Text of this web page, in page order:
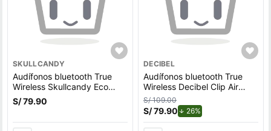
SKULLCANDY
Audífonos bluetooth True
Wireless Skullcandy Eco
Buds, cancelación de ruido,
resistente al agua IPX4,
S/ 79.90
DECIBEL
Audífonos bluetooth True
Wireless Decibel Clip Air
resistente al agua IPX4,
duración máx. 30 horas con
estuche, perla
S/ 109.00
S/ 79.90 26%de descuento.